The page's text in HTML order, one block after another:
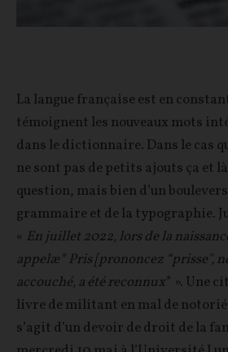
La langue française est en
témoignent les nouveaux mots
dans le dictionnaire. Dans le cas
ne sont pas de petits ajouts ça et
question, mais bien d’un
grammaire et de la typographie.
« En juillet 2022, lors de la
appelæ* Pris [prononcez “prisse",
accouché, a été reconnux* ». Une
livre de militant en mal de
s’agit d’un devoir de droit de la